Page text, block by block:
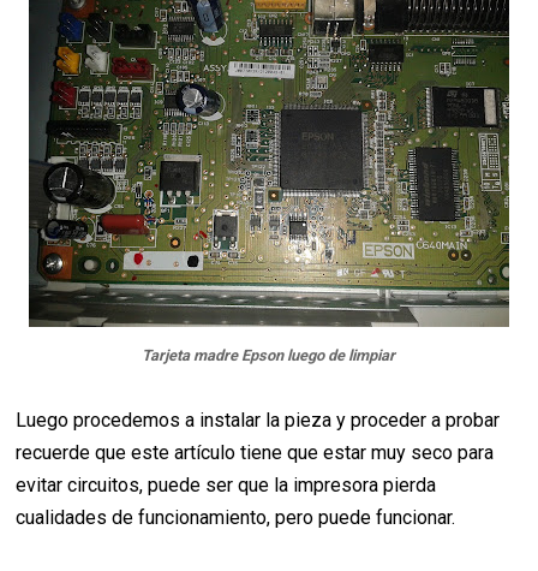
Tarjeta madre Epson luego de limpiar
Luego procedemos a instalar la pieza y proceder a probar
recuerde que este artículo tiene que estar muy seco para
evitar circuitos, puede ser que la impresora pierda
cualidades de funcionamiento, pero puede funcionar.